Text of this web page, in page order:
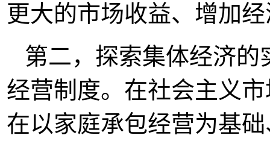
更大的市场收益、增加
第二，探索集体经济
经营制度。在社会主义
在以家庭承包经营为基